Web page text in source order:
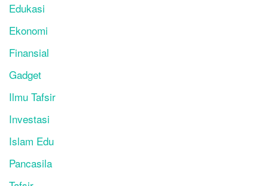
Edukasi
Ekonomi
Finansial
Gadget
Ilmu Tafsir
Investasi
Islam Edu
Pancasila